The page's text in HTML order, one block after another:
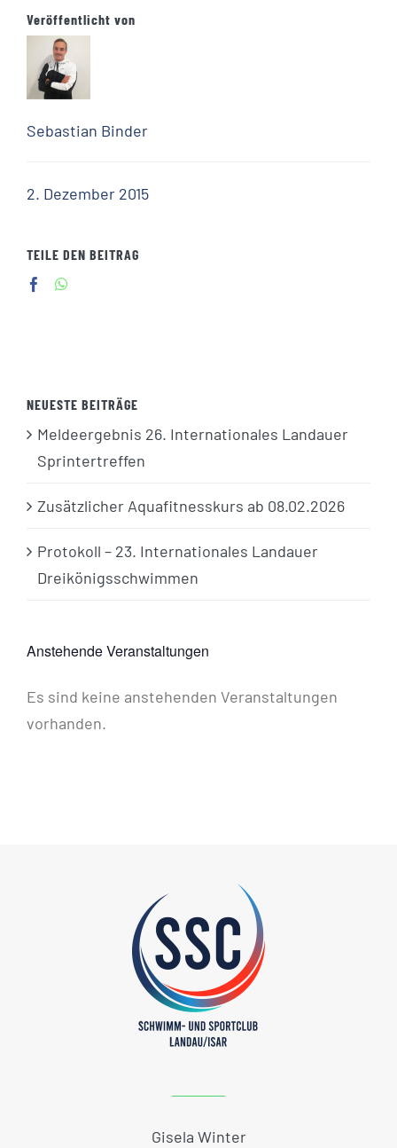
Veröffentlicht von
Sebastian Binder
2. Dezember 2015
TEILE DEN BEITRAG
NEUESTE BEITRÄGE
Meldeergebnis 26. Internationales Landauer
Sprintertreffen
Zusätzlicher Aquafitnesskurs ab 08.02.2026
Protokoll – 23. Internationales Landauer
Dreikönigsschwimmen
Anstehende Veranstaltungen
Hinweis
Es sind keine anstehenden Veranstaltungen
vorhanden.
Gisela Winter